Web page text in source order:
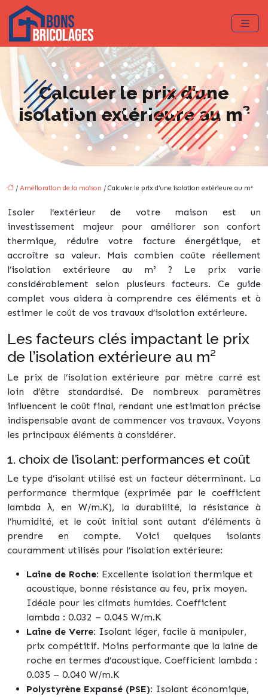
Calculer le prix d’une
isolation extérieure au m²
/ Amélioration de la maison / Calculer le prix d’une isolation extérieure au m²
Isoler l’extérieur de votre maison est un
investissement majeur pour améliorer son confort
thermique, réduire votre facture énergétique, et
accroître sa valeur. Mais combien coûte réellement
l’isolation extérieure au m² ? Le prix varie
considérablement selon plusieurs facteurs. Ce guide
complet vous aidera à comprendre ces éléments et à
estimer le coût de vos travaux d’isolation extérieure.
Les facteurs clés impactant le prix
de l’isolation extérieure au m²
Le prix de l’isolation extérieure par mètre carré est
loin d’être standardisé. De nombreux paramètres
influencent le coût final, rendant une estimation précise
indispensable avant de commencer vos travaux. Voyons
les principaux éléments à considérer.
1. choix de l’isolant: performances et coût
Le type d’isolant utilisé est un facteur déterminant. La
performance thermique (exprimée par le coefficient
lambda λ, en W/m.K), la durabilité, la résistance à
l’humidité, et le coût initial sont autant d’éléments à
prendre en compte. Voici quelques isolants
couramment utilisés pour l’isolation extérieure:
Laine de Roche: Excellente isolation thermique et
acoustique, bonne résistance au feu, prix moyen.
Idéale pour les climats humides. Coefficient
lambda : 0.032 – 0.045 W/m.K
Laine de Verre: Isolant léger, facile à manipuler,
prix compétitif. Moins performante que la laine de
roche en termes d’acoustique. Coefficient lambda :
0.035 – 0.040 W/m.K
Polystyrène Expansé (PSE): Isolant économique,